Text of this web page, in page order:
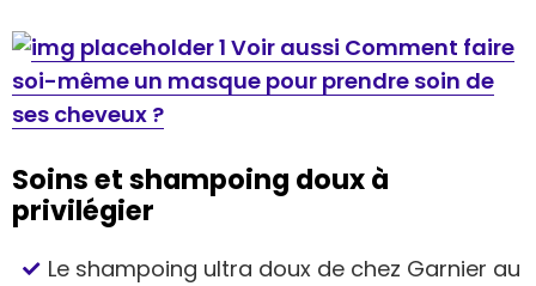
Voir aussi Comment faire
soi-même un masque pour prendre soin de
ses cheveux ?
Soins et shampoing doux à
privilégier
Le shampoing ultra doux de chez Garnier au